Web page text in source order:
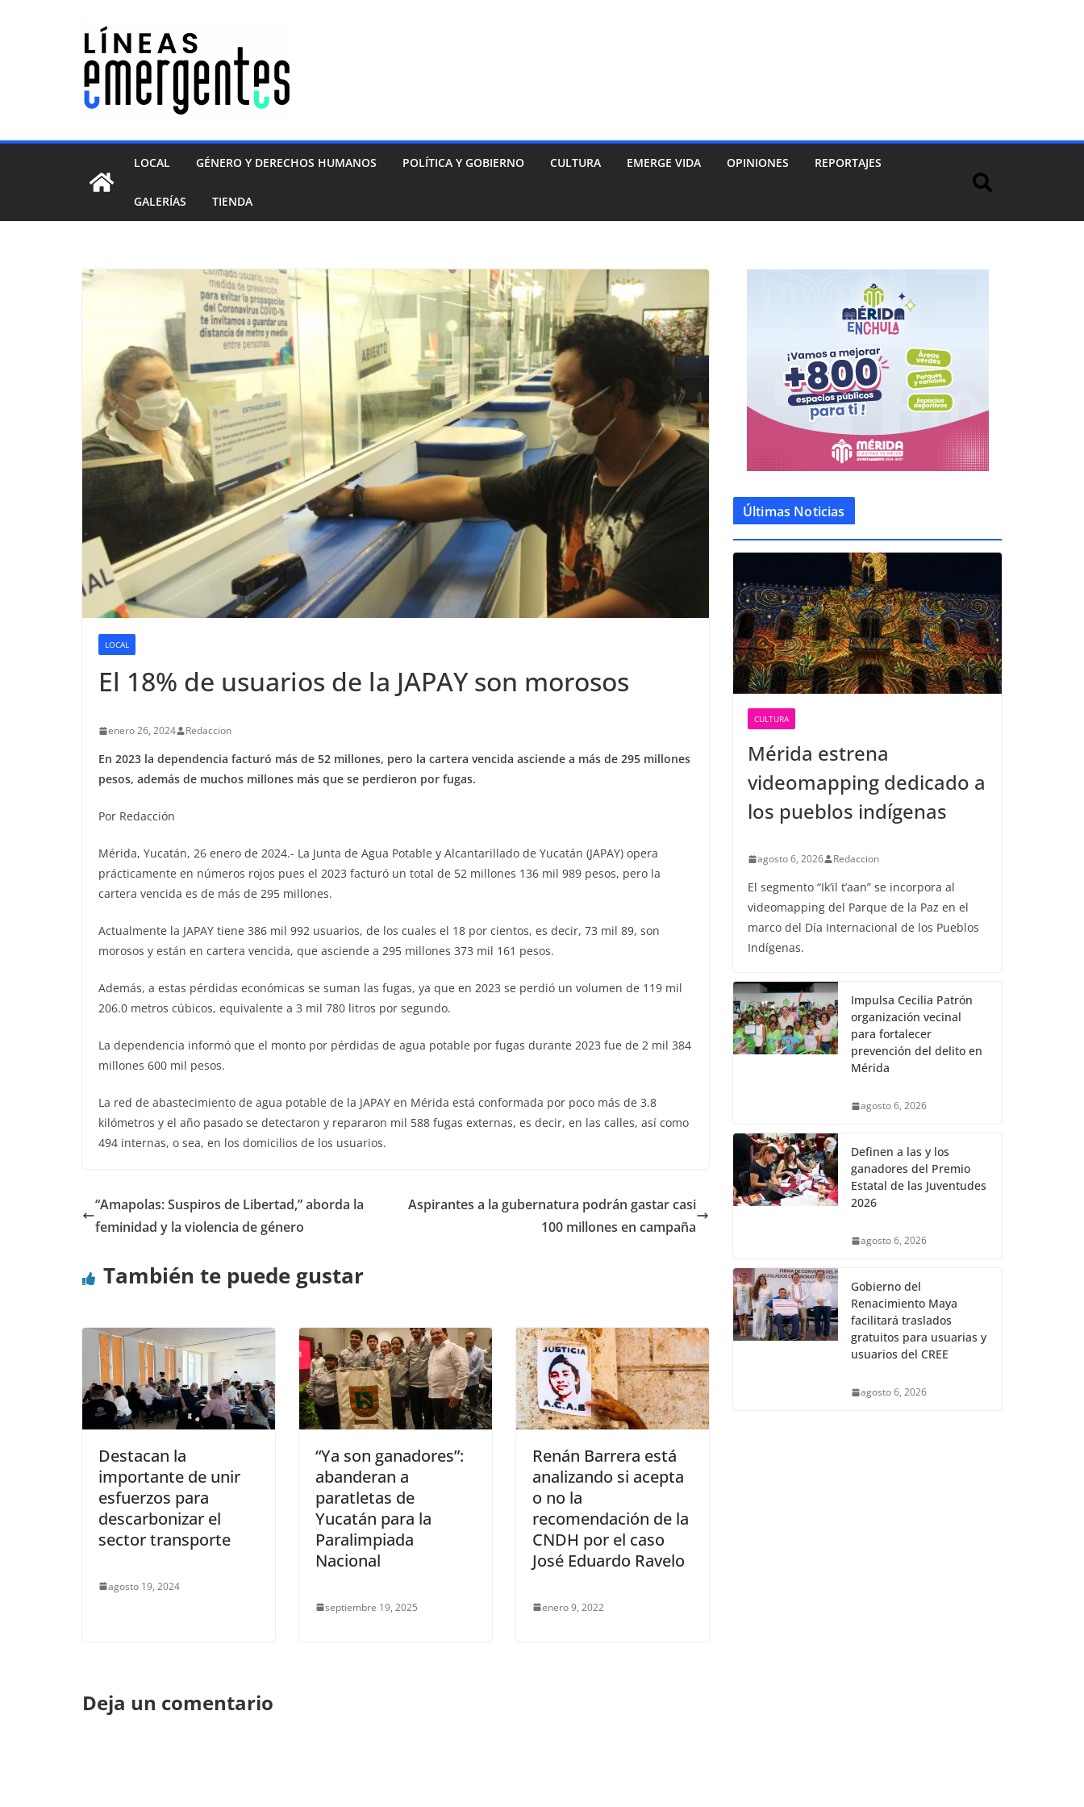
LOCAL GÉNERO Y DERECHOS HUMANOS POLÍTICA Y GOBIERNO CULTURA EMERGE VIDA OPINIONES REPORTAJES
GALERÍAS TIENDA
LOCAL
El 18% de usuarios de la JAPAY son morosos
enero 26, 2024 Redaccion
En 2023 la dependencia facturó más de 52 millones, pero la cartera vencida asciende a más de 295 millones
pesos, además de muchos millones más que se perdieron por fugas.
Por Redacción
Mérida, Yucatán, 26 enero de 2024.- La Junta de Agua Potable y Alcantarillado de Yucatán (JAPAY) opera
prácticamente en números rojos pues el 2023 facturó un total de 52 millones 136 mil 989 pesos, pero la
cartera vencida es de más de 295 millones.
Actualmente la JAPAY tiene 386 mil 992 usuarios, de los cuales el 18 por cientos, es decir, 73 mil 89, son
morosos y están en cartera vencida, que asciende a 295 millones 373 mil 161 pesos.
Además, a estas pérdidas económicas se suman las fugas, ya que en 2023 se perdió un volumen de 119 mil
206.0 metros cúbicos, equivalente a 3 mil 780 litros por segundo.
La dependencia informó que el monto por pérdidas de agua potable por fugas durante 2023 fue de 2 mil 384
millones 600 mil pesos.
La red de abastecimiento de agua potable de la JAPAY en Mérida está conformada por poco más de 3.8
kilómetros y el año pasado se detectaron y repararon mil 588 fugas externas, es decir, en las calles, así como
494 internas, o sea, en los domicilios de los usuarios.
“Amapolas: Suspiros de Libertad,” aborda la
feminidad y la violencia de género
Aspirantes a la gubernatura podrán gastar casi
100 millones en campaña
También te puede gustar
Destacan la
importante de unir
esfuerzos para
descarbonizar el
sector transporte
agosto 19, 2024
“Ya son ganadores”:
abanderan a
paratletas de
Yucatán para la
Paralimpiada
Nacional
septiembre 19, 2025
Renán Barrera está
analizando si acepta
o no la
recomendación de la
CNDH por el caso
José Eduardo Ravelo
enero 9, 2022
Deja un comentario
Últimas Noticias
CULTURA
Mérida estrena
videomapping dedicado a
los pueblos indígenas
agosto 6, 2026 Redaccion
El segmento “Ik’il t’aan” se incorpora al
videomapping del Parque de la Paz en el
marco del Día Internacional de los Pueblos
Indígenas.
Impulsa Cecilia Patrón
organización vecinal
para fortalecer
prevención del delito en
Mérida
agosto 6, 2026
Definen a las y los
ganadores del Premio
Estatal de las Juventudes
2026
agosto 6, 2026
Gobierno del
Renacimiento Maya
facilitará traslados
gratuitos para usuarias y
usuarios del CREE
agosto 6, 2026